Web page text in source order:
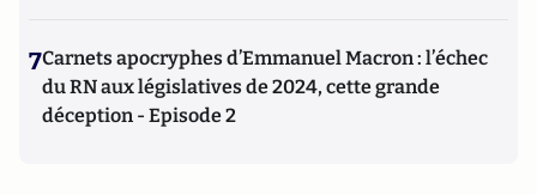
7Carnets apocryphes d’Emmanuel Macron : l’échec
du RN aux législatives de 2024, cette grande
déception - Episode 2